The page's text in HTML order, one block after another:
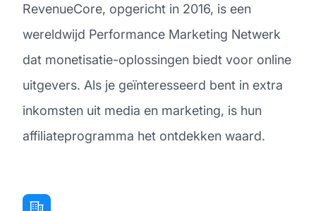
RevenueCore, opgericht in 2016, is een
wereldwijd Performance Marketing Netwerk
dat monetisatie-oplossingen biedt voor online
uitgevers. Als je geïnteresseerd bent in extra
inkomsten uit media en marketing, is hun
affiliateprogramma het ontdekken waard.